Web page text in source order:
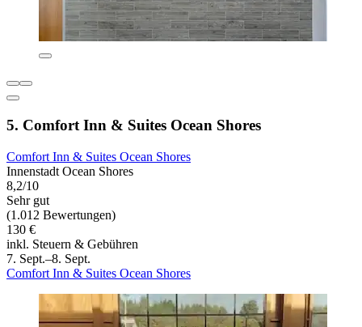
5. Comfort Inn & Suites Ocean Shores
Comfort Inn & Suites Ocean Shores
Innenstadt Ocean Shores
8,2/10
Sehr gut
(1.012 Bewertungen)
130 €
inkl. Steuern & Gebühren
7. Sept.–8. Sept.
Comfort Inn & Suites Ocean Shores